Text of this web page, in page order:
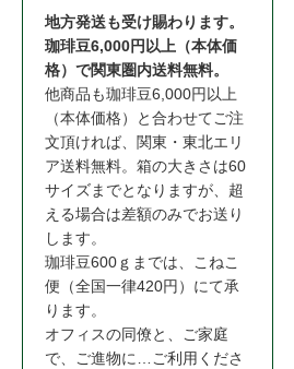
地方発送も受け賜わります。
珈琲豆6,000円以上（本体価
格）で関東圏内送料無料。
他商品も珈琲豆6,000円以上
（本体価格）と合わせてご注
文頂ければ、関東・東北エリ
ア送料無料。箱の大きさは60
サイズまでとなりますが、超
える場合は差額のみでお送り
します。
珈琲豆600ｇまでは、こねこ
便（全国一律420円）にて承
ります。
オフィスの同僚と、ご家庭
で、ご進物に…ご利用くださ